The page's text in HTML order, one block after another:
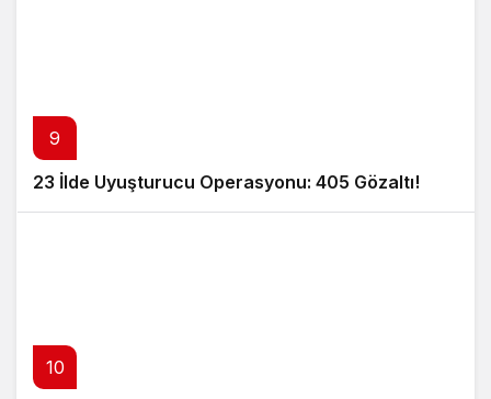
9
23 İlde Uyuşturucu Operasyonu: 405 Gözaltı!
10